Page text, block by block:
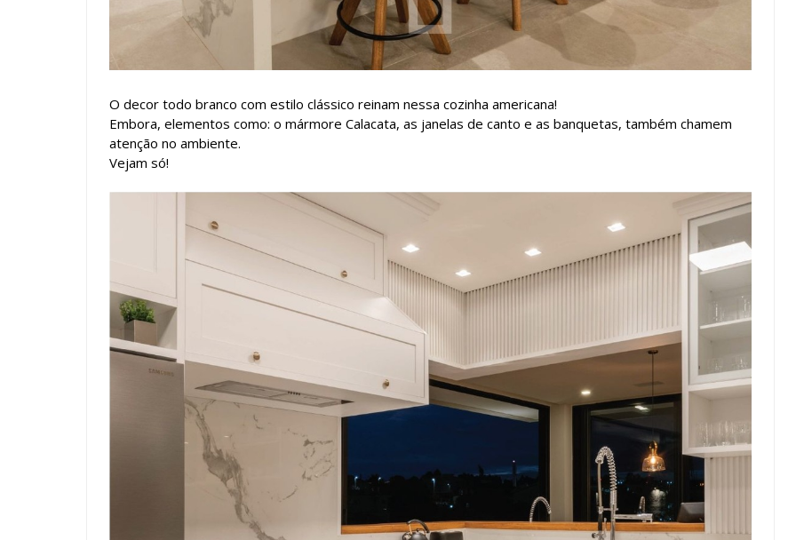
O decor todo branco com estilo clássico reinam nessa cozinha americana!
Embora, elementos como: o mármore Calacata, as janelas de canto e as banquetas, também chamem
atenção no ambiente.
Vejam só!